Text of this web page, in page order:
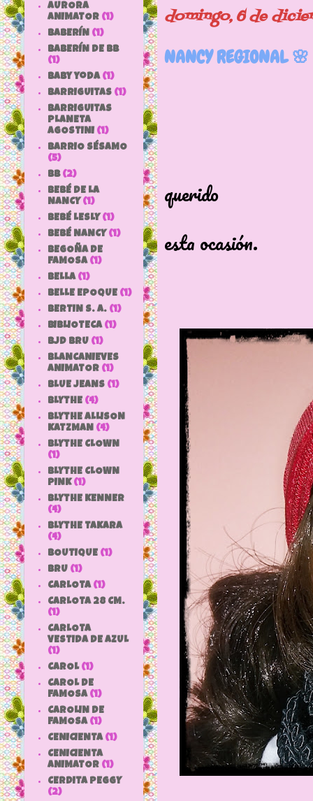
domingo, 6 de
NANCY REGIONAL 🌸
querido
vestirse
esta ocasión.
AURORA
ANIMATOR (1)
BABERÍN (1)
BABERÍN DE BB
(1)
baby yoda (1)
BARRIGUITAS (1)
BARRIGUITAS
PLANETA
AGOSTINI (1)
BARRIO SÉSAMO
(5)
bb (2)
BEBÉ DE LA
NANCY (1)
BEBÉ LESLY (1)
BEBÉ NANCY (1)
BEGOÑA DE
FAMOSA (1)
BELLA (1)
BELLE EPOQUE (1)
BERTIN S. A. (1)
BIBLIOTECA (1)
BJD BRU (1)
BLANCANIEVES
ANIMATOR (1)
BLUE JEANS (1)
BLYTHE (4)
BLYTHE ALLISON
KATZMAN (4)
BLYTHE CLOWN
(1)
BLYTHE CLOWN
PINK (1)
BLYTHE KENNER
(4)
BLYTHE TAKARA
(4)
BOUTIQUE (1)
BRU (1)
CARLOTA (1)
CARLOTA 28 CM.
(1)
CARLOTA
VESTIDA DE AZUL
(1)
CAROL (1)
CAROL DE
FAMOSA (1)
CAROLIN DE
FAMOSA (1)
CENICIENTA (1)
CENICIENTA
ANIMATOR (1)
CERDITA PEGGY
(2)